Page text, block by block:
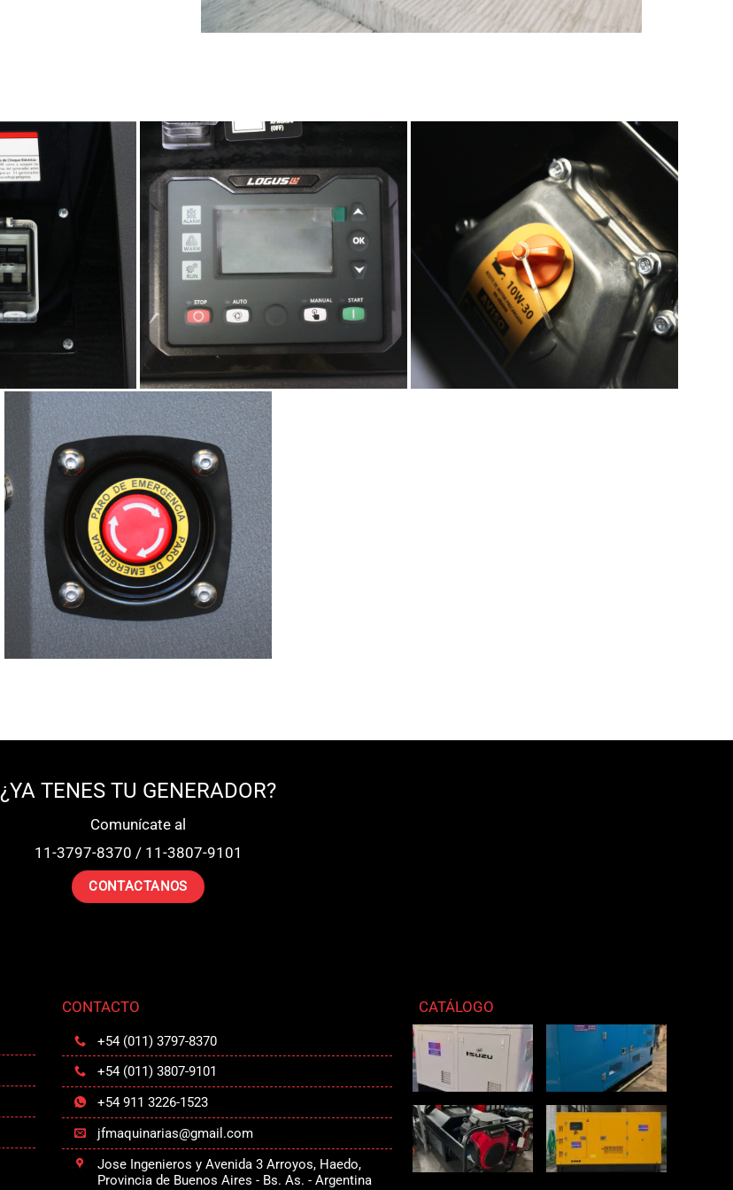
¿YA TENES TU GENERADOR?
Comunícate al
11-3797-8370 / 11-3807-9101
CONTACTANOS
CONTACTO
+54 (011) 3797-8370
+54 (011) 3807-9101
+54 911 3226-1523
jfmaquinarias@gmail.com
Jose Ingenieros y Avenida 3 Arroyos, Haedo,
Provincia de Buenos Aires - Bs. As. - Argentina
CATÁLOGO